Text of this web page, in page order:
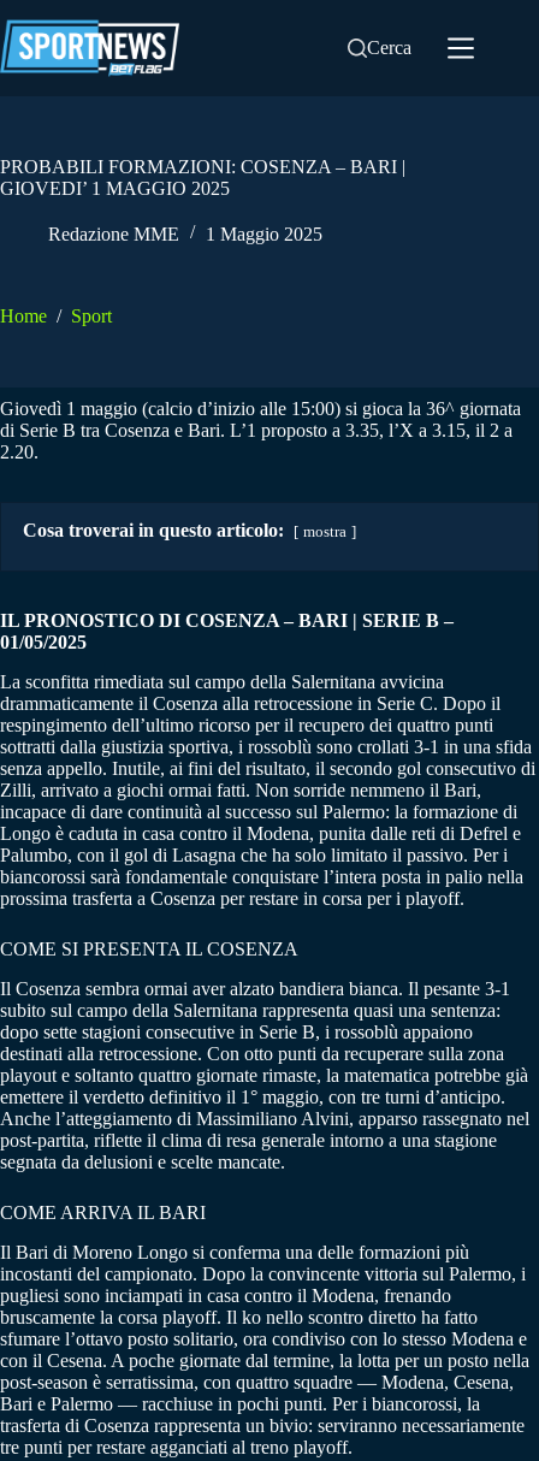
al
contenuto
Cerca
PROBABILI FORMAZIONI: COSENZA – BARI |
GIOVEDI’ 1 MAGGIO 2025
Redazione MME 1 Maggio 2025
Home / Sport
Giovedì 1 maggio (calcio d’inizio alle 15:00) si gioca la 36^ giornata
di Serie B tra Cosenza e Bari. L’1 proposto a 3.35, l’X a 3.15, il 2 a
2.20.
Cosa troverai in questo articolo: mostra
IL PRONOSTICO DI COSENZA – BARI | SERIE B –
01/05/2025
La sconfitta rimediata sul campo della Salernitana avvicina
drammaticamente il Cosenza alla retrocessione in Serie C. Dopo il
respingimento dell’ultimo ricorso per il recupero dei quattro punti
sottratti dalla giustizia sportiva, i rossoblù sono crollati 3-1 in una sfida
senza appello. Inutile, ai fini del risultato, il secondo gol consecutivo di
Zilli, arrivato a giochi ormai fatti. Non sorride nemmeno il Bari,
incapace di dare continuità al successo sul Palermo: la formazione di
Longo è caduta in casa contro il Modena, punita dalle reti di Defrel e
Palumbo, con il gol di Lasagna che ha solo limitato il passivo. Per i
biancorossi sarà fondamentale conquistare l’intera posta in palio nella
prossima trasferta a Cosenza per restare in corsa per i playoff.
COME SI PRESENTA IL COSENZA
Il Cosenza sembra ormai aver alzato bandiera bianca. Il pesante 3-1
subito sul campo della Salernitana rappresenta quasi una sentenza:
dopo sette stagioni consecutive in Serie B, i rossoblù appaiono
destinati alla retrocessione. Con otto punti da recuperare sulla zona
playout e soltanto quattro giornate rimaste, la matematica potrebbe già
emettere il verdetto definitivo il 1° maggio, con tre turni d’anticipo.
Anche l’atteggiamento di Massimiliano Alvini, apparso rassegnato nel
post-partita, riflette il clima di resa generale intorno a una stagione
segnata da delusioni e scelte mancate.
COME ARRIVA IL BARI
Il Bari di Moreno Longo si conferma una delle formazioni più
incostanti del campionato. Dopo la convincente vittoria sul Palermo, i
pugliesi sono inciampati in casa contro il Modena, frenando
bruscamente la corsa playoff. Il ko nello scontro diretto ha fatto
sfumare l’ottavo posto solitario, ora condiviso con lo stesso Modena e
con il Cesena. A poche giornate dal termine, la lotta per un posto nella
post-season è serratissima, con quattro squadre — Modena, Cesena,
Bari e Palermo — racchiuse in pochi punti. Per i biancorossi, la
trasferta di Cosenza rappresenta un bivio: serviranno necessariamente
tre punti per restare agganciati al treno playoff.